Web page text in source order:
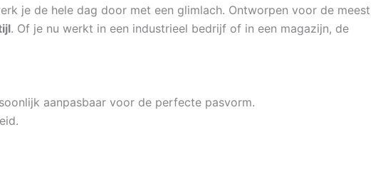
je de hele dag door met een glimlach. Ontworpen voor de meest
. Of je nu werkt in een industrieel bedrijf of in een magazijn, de
aanpasbaar voor de perfecte pasvorm.